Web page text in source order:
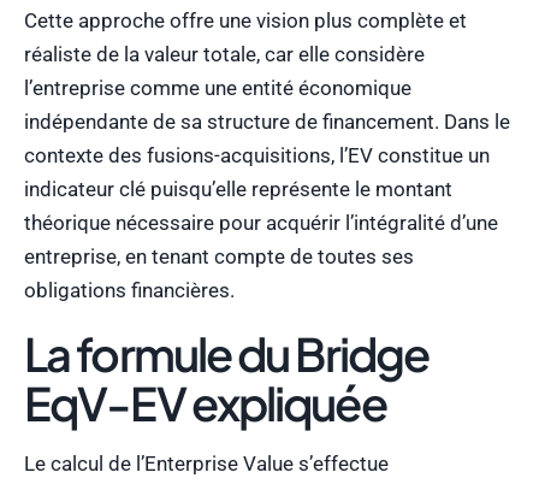
Cette approche offre une vision plus complète et
réaliste de la valeur totale, car elle considère
l’entreprise comme une entité économique
indépendante de sa structure de financement. Dans le
contexte des fusions-acquisitions, l’EV constitue un
indicateur clé puisqu’elle représente le montant
théorique nécessaire pour acquérir l’intégralité d’une
entreprise, en tenant compte de toutes ses
obligations financières.
La formule du Bridge
EqV-EV expliquée
Le calcul de l’Enterprise Value s’effectue